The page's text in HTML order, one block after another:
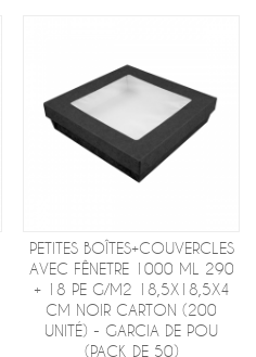
PETITES BOÎTES+COUVERCLES
AVEC FÊNETRE 1000 ML 290
+ 18 PE G/M2 18,5X18,5X4
CM NOIR CARTON (200
UNITÉ) - GARCIA DE POU
(PACK DE 50)